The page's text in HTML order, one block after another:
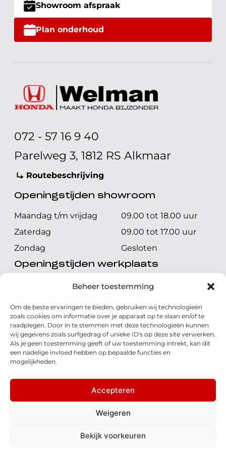
Beheer toestemming
Om de beste ervaringen te bieden, gebruiken wij technologieën
zoals cookies om informatie over je apparaat op te slaan en/of te
raadplegen. Door in te stemmen met deze technologieën kunnen
wij gegevens zoals surfgedrag of unieke ID's op deze site verwerken.
Als je geen toestemming geeft of uw toestemming intrekt, kan dit
een nadelige invloed hebben op bepaalde functies en
mogelijkheden.
Accepteren
Weigeren
Bekijk voorkeuren
Showroom afspraak
Plan onderhoud
072 - 57 16 9 40
Parelweg 3, 1812 RS Alkmaar
Routebeschrijving
Openingstijden showroom
Maandag t/m vrijdag
09.00 tot 18.00 uur
Zaterdag
09.00 tot 17.00 uur
Zondag
Gesloten
Openingstijden werkplaats
Maandag t/m vrijdag
08.00 tot 17.00 uur
Zondag
Gesloten
Volg ons
© 2026 - Honda Welman
Algemene voorwaarden